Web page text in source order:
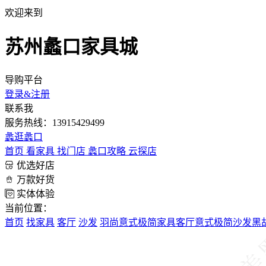
欢迎来到
苏州蠡口家具城
导购平台
登录&注册
联系我
服务热线：13915429499
蠡逛蠡口
首页 看家具 找门店 蠡口攻略 云探店
优选好店
万款好货
实体体验
当前位置：
首页 找家具 客厅 沙发 羽尚意式极简家具客厅意式极简沙发黑